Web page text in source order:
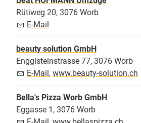
Rütiweg 20, 3076 Worb
E-Mail
beauty solution GmbH
Enggisteinstrasse 77, 3076 Worb
E-Mail , www.beauty-solution.ch
Bella's Pizza Worb GmbH
Eggasse 1, 3076 Worb